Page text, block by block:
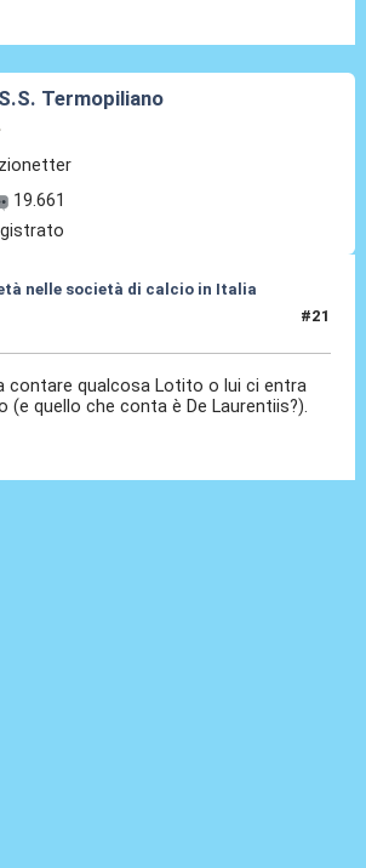
S.S. Termopiliano
19.661
nelle società di calcio in Italia
#21
contare qualcosa Lotito o lui ci entra
(e quello che conta è De Laurentiis?).